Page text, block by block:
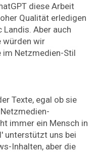
diese Arbeit
Qualität erledigen
Aber auch
würden wir
im Netzmedien-Stil
Texte, egal ob sie
immer ein Mensch in
unterstützt uns bei
Inhalten, aber die